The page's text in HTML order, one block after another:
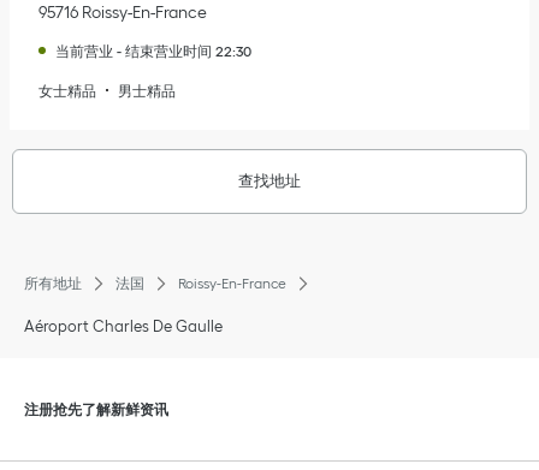
95716 Roissy-En-France
当前营业 - 结束营业时间 22:30
女士精品 男士精品
查找地址
所有地址 法国 Roissy-En-France
Aéroport Charles De Gaulle
点击展开或折叠内容
注册抢先了解新鲜资讯